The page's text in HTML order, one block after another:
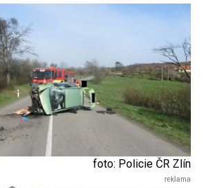
foto: Policie ČR Zlín